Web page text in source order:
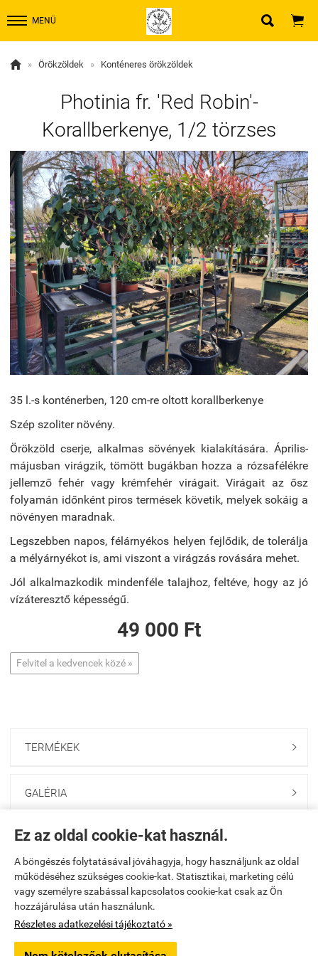
Ez az oldal cookie-kat használ.
A böngészés folytatásával jóváhagyja, hogy használjunk az oldal
működéséhez szükséges cookie-kat. Statisztikai, marketing célú
vagy személyre szabással kapcsolatos cookie-kat csak az Ön
hozzájárulása után használunk.
Részletes adatkezelési tájékoztató »
MENÜ  
 » Örökzöldek » Konténeres örökzöldek
Photinia fr. 'Red Robin'-
Korallberkenye, 1/2 törzses
35 l.-s konténerben, 120 cm-re oltott korallberkenye
Szép szoliter növény.
Örökzöld cserje, alkalmas sövények kialakítására. Április-
májusban virágzik, tömött bugákban hozza a rózsafélékre
jellemző fehér vagy krémfehér virágait. Virágait az ősz
folyamán időnként piros termések követik, melyek sokáig a
növényen maradnak.
Legszebben napos, félárnyékos helyen fejlődik, de tolerálja
a mélyárnyékot is, ami viszont a virágzás rovására mehet.
Jól alkalmazkodik mindenféle talajhoz, feltéve, hogy az jó
vízáteresztő képességű.
49 000 Ft
Felvitel a kedvencek közé »
TERMÉKEK 
GALÉRIA 
ONLINE GAZDABOLT
Saját fiók
Elérhetőségek